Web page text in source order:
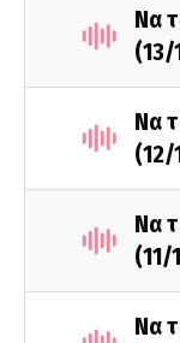
Να
(13/
Να
(12/
Να
(11/
Να